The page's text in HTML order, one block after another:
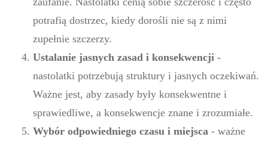
potrafią dostrzec, kiedy dorośli nie są z nimi
zupełnie szczerzy.
Ustalanie jasnych zasad i konsekwencji -
nastolatki potrzebują struktury i jasnych oczekiwań.
Ważne jest, aby zasady były konsekwentne i
sprawiedliwe, a konsekwencje znane i zrozumiałe.
Wybór odpowiedniego czasu i miejsca - ważne